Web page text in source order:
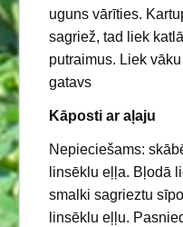
uguns vārīties.
sagriež, tad liek
putraimus. Liek
gatavs
Kāposti ar aļaju
Nepieciešams:
linsēklu eļļa. Bļodā
smalki sagrieztu
linsēklu eļļu.